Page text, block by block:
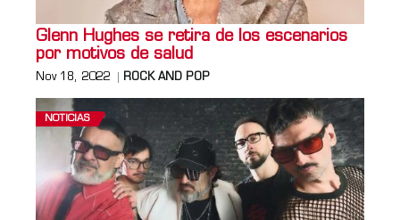
Glenn Hughes se retira de los escenarios
por motivos de salud
Nov 18, 2022 ROCK AND POP
NOTICIAS